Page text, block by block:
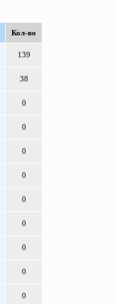
Кол-во
139
38
0
0
0
0
0
0
0
0
0